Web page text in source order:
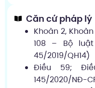
Căn cứ pháp lý
Khoản 2,
108 – Bộ
45/2019/QH14)
Điều 59;
145/2020/NĐ-